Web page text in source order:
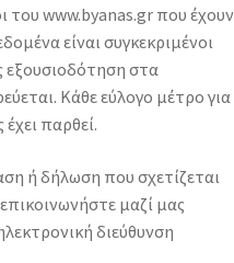
του www.byanas.gr που έχουν
είναι συγκεκριμένοι
στα
Κάθε εύλογο μέτρο για
παρθεί.
ή δήλωση που σχετίζεται
μαζί μας
διεύθυνση